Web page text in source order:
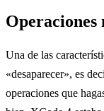
Operaciones
Una de las
«desaparecer», es
operaciones que